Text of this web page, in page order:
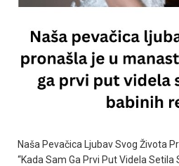
Naša Pevačica Ljubav Svog Života
“Kada Sam Ga Prvi Put Videla Setila